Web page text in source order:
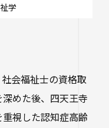
生）
会福祉士の資格取
めた後、四天王寺
視した認知症高齢
学